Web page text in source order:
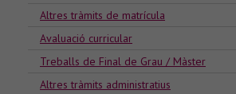
Altres tràmits de matrícula
Avaluació curricular
Treballs de Final de Grau / Màster
Altres tràmits administratius